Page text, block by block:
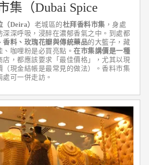
集（Dubai Spice
（Deira） 老城區的杜拜香料市集 ，身處
深深呼吸，浸醉在濃郁香氣之中。到處都
香料、玫瑰花瓣與傳統藥品的大籃子，藏
、咖哩粉是必買亮點。在市集講價是一種
，都應該要求「最佳價格」，尤其以現
（現金結帳是最常見的做法）。香料市集
可一併走訪。